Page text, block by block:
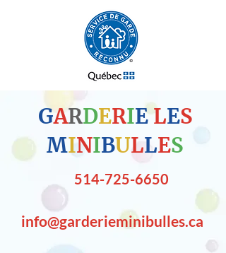
GARDERIELES
MINIBULLES
514-725-6650
info@garderieminibulles.ca